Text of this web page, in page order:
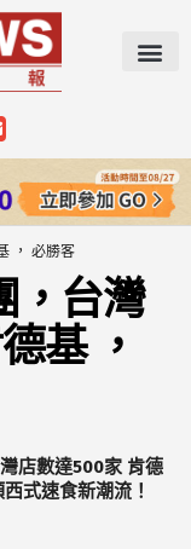
， 必勝客
，台灣
基 ，
店數達500家 肯德
式速食新潮流！